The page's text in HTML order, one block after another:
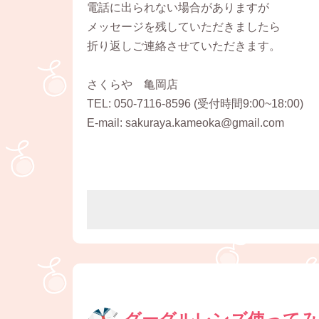
電話に出られない場合がありますが
メッセージを残していただきましたら
折り返しご連絡させていただきます。
さくらや 亀岡店
TEL: 050-7116-8596 (受付時間9:00~18:00)
E-mail: sakuraya.kameoka@gmail.com